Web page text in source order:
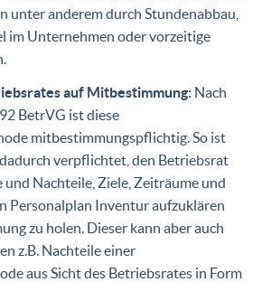
unter anderem durch Stundenabbau,
im Unternehmen oder vorzeitige
auf Mitbestimmung: Nach
BetrVG ist diese
mitbestimmungspflichtig. So ist
verpflichtet, den Betriebsrat
und Nachteile, Ziele, Zeiträume und
Personalplan Inventur aufzuklären
zu holen. Dieser kann aber auch
z.B. Nachteile einer
aus Sicht des Betriebsrates in Form